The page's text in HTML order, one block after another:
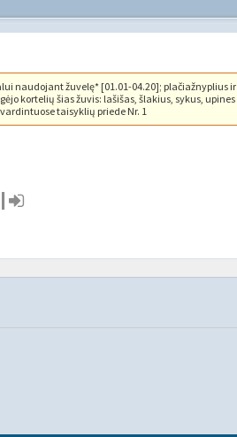
naudojant žuvelę* [01.01-04.20]; plačiažnyplius ir
kortelių šias žuvis: lašišas, šlakius, sykus, upines
taisyklių priede Nr. 1